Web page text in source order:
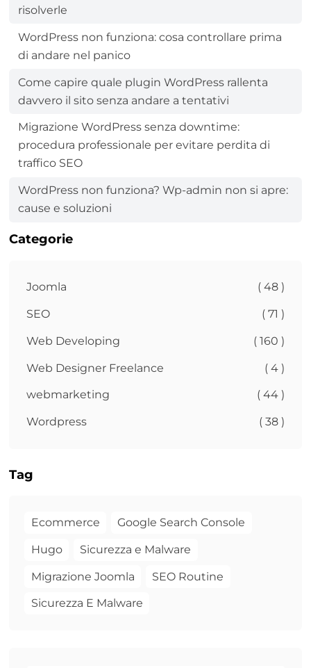
risolverle
WordPress non funziona: cosa controllare prima
di andare nel panico
Come capire quale plugin WordPress rallenta
davvero il sito senza andare a tentativi
Migrazione WordPress senza downtime:
procedura professionale per evitare perdita di
traffico SEO
WordPress non funziona? Wp-admin non si apre:
cause e soluzioni
Categorie
Joomla ( 48 )
SEO ( 71 )
Web Developing ( 160 )
Web Designer Freelance ( 4 )
webmarketing ( 44 )
Wordpress ( 38 )
Tag
Ecommerce Google Search Console
Hugo Sicurezza e Malware
Migrazione Joomla SEO Routine
Sicurezza E Malware